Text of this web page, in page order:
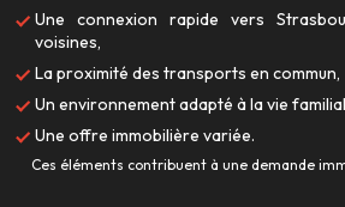
Une connexion rapide vers
voisines,
La proximité des transports en commun,
Un environnement adapté à la vie
Une offre immobilière variée.
Ces éléments contribuent à une demande